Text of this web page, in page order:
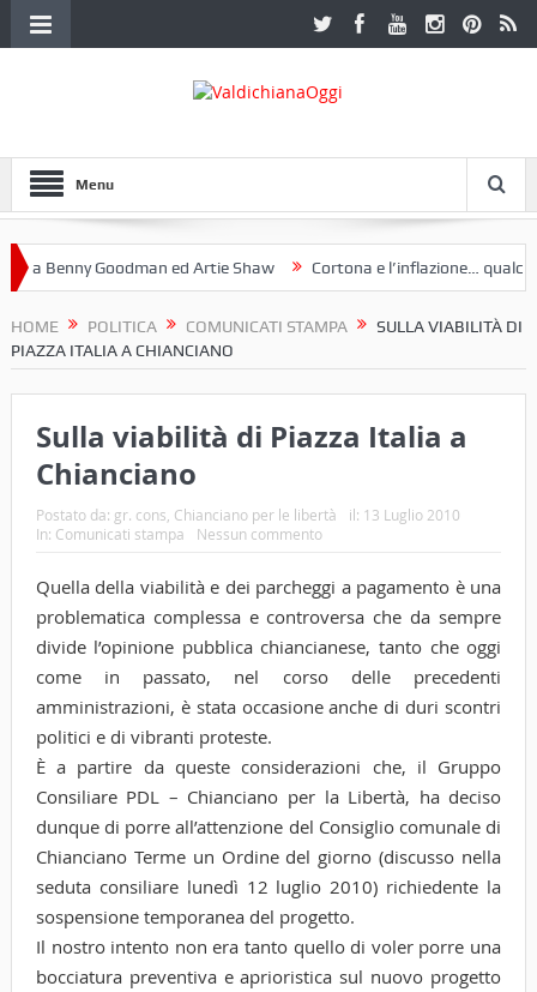
Menu
Benny Goodman ed Artie Shaw Cortona e l’inflazione… qualche
HOME POLITICA COMUNICATI STAMPA
SULLA VIABILITÀ DI
PIAZZA ITALIA A CHIANCIANO
Sulla viabilità di Piazza Italia a
Chianciano
Postato da: gr. cons, Chianciano per le libertà il: 13 Luglio 2010
In: Comunicati stampa Nessun commento
Quella della viabilità e dei parcheggi a pagamento è una
problematica complessa e controversa che da sempre
divide l’opinione pubblica chiancianese, tanto che oggi
come in passato, nel corso delle precedenti
amministrazioni, è stata occasione anche di duri scontri
politici e di vibranti proteste.
È a partire da queste considerazioni che, il Gruppo
Consiliare PDL – Chianciano per la Libertà, ha deciso
dunque di porre all’attenzione del Consiglio comunale di
Chianciano Terme un Ordine del giorno (discusso nella
seduta consiliare lunedì 12 luglio 2010) richiedente la
sospensione temporanea del progetto.
Il nostro intento non era tanto quello di voler porre una
bocciatura preventiva e aprioristica sul nuovo progetto